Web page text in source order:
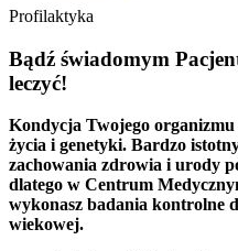
Profilaktyka
Bądź świadomym
leczyć!
Kondycja Twojego
życia i genetyki. Bardzo
zachowania zdrowia i urody
dlatego w Centrum
wykonasz badania kontrolne
wiekowej.